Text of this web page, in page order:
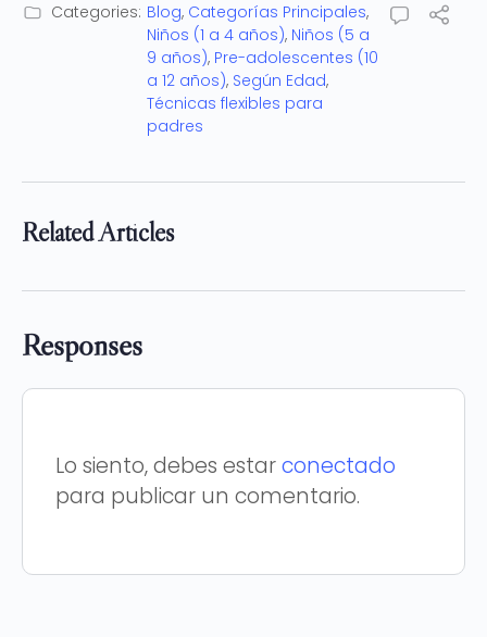
Categories: Blog, Categorías Principales,
Niños (1 a 4 años), Niños (5 a
9 años), Pre-adolescentes (10
a 12 años), Según Edad,
Técnicas flexibles para
padres
Related Articles
Responses
Lo siento, debes estarconectado
para publicar un comentario.